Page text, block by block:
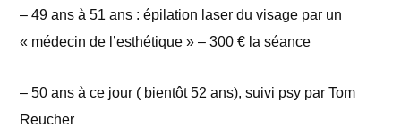
– 49 ans à 51 ans : épilation laser du visage par un
« médecin de l’esthétique » – 300 € la séance
– 50 ans à ce jour ( bientôt 52 ans), suivi psy par Tom
Reucher